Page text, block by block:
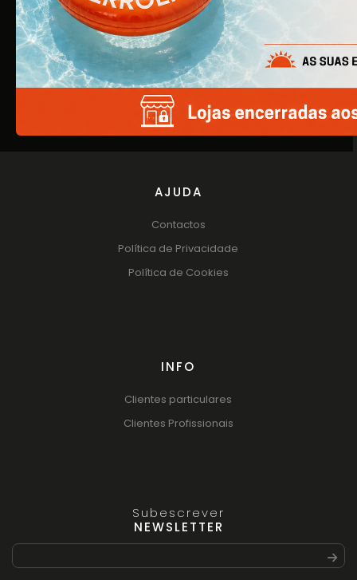
EMPRESA
Quem Somos
Produtos
Catálogos
AJUDA
Contactos
Política de Privacidade
Política de Cookies
INFO
Clientes particulares
Clientes Profissionais
Subescrever
NEWSLETTER